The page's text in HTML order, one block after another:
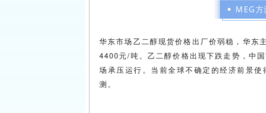
MEG方
华东市场乙二醇现货价格出厂价弱稳，华东
4400元/吨。乙二醇价格出现下跌走势，中
场承压运行。当前全球不确定的经济前景
测。